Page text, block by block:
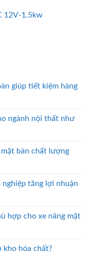
12V-1.5kw
giúp tiết kiệm hàng
ngành nội thất như
bàn chất lượng
nghiệp tăng lợi nhuận
hợp cho xe nâng mặt
kho hóa chất?